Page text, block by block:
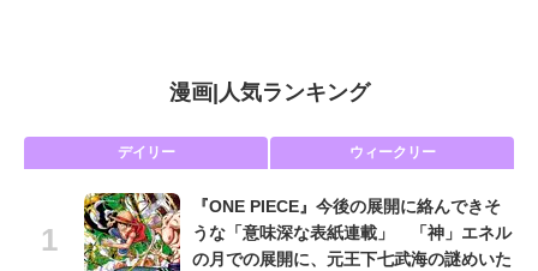
漫画| 人気ランキング
デイリー ウィークリー
『ONE PIECE』今後の展開に絡んできそ
うな「意味深な表紙連載」 「神」エネル
の月での展開に、元王下七武海の謎めいた